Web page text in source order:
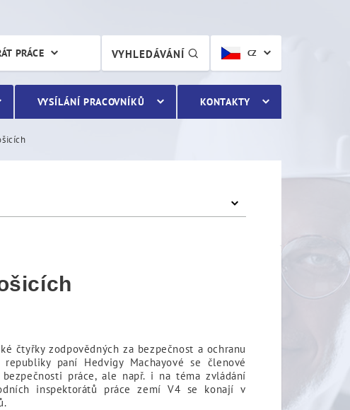
CZ
VYHLEDÁVÁNÍ
PRÁCE
VYSÍLÁNÍ PRACOVNÍKŮ KONTAKTY
čtyřky zodpovědných za bezpečnost a ochranu
paní Hedvigy Machayové se členové
práce, ale např. i na téma zvládání
inspektorátů práce zemí V4 se konají v